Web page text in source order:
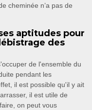
cheminée n’a pas de
aptitudes pour
des
de l'ensemble du
pendant les
il est possible qu'il y ait
il est utile de
on peut vous